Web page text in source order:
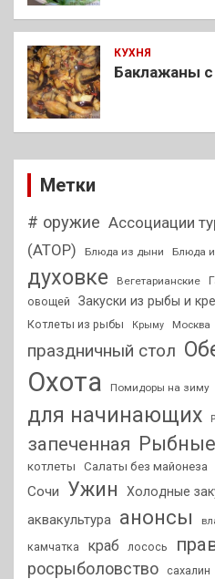
КУХНЯ
Баклажаны
Метки
# оружие Ассоциации
(АТОР)
Блюда из дыни Блюда
духовке
Вегетарианские
овощей
Закуски из рыбы и
Котлеты из рыбы Крыму Москва
праздничный стол
Охота Помидоры на зиму
для начинающих
запеченная
котлеты
Салаты без майонеза
Сочи
Ужин Холодные
аквакультура анонсы
камчатка краб лосось
росрыболовство сахалин